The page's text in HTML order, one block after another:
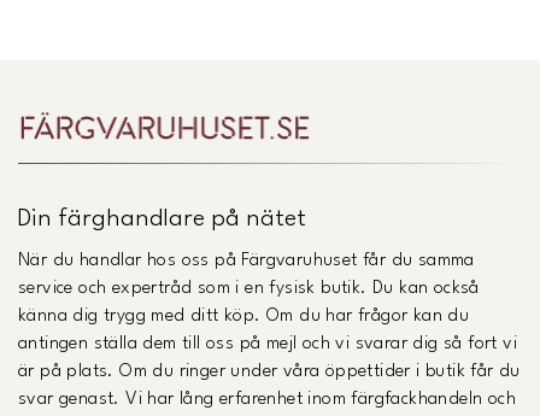
Din färghandlare på nätet
När du handlar hos oss på Färgvaruhuset får du samma
service och expertråd som i en fysisk butik. Du kan också
känna dig trygg med ditt köp. Om du har frågor kan du
antingen ställa dem till oss på mejl och vi svarar dig så fort vi
är på plats. Om du ringer under våra öppettider i butik får du
svar genast. Vi har lång erfarenhet inom färgfackhandeln och